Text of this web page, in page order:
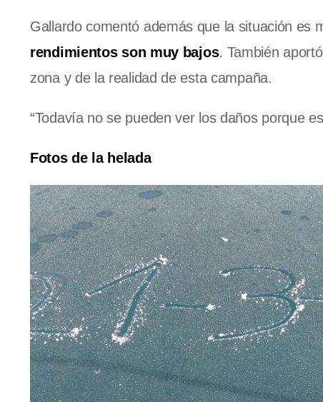
Gallardo comentó además que la situación es
rendimientos son muy bajos. También
zona y de la realidad de esta campaña.
“Todavía no se pueden ver los daños porque
Fotos de la helada